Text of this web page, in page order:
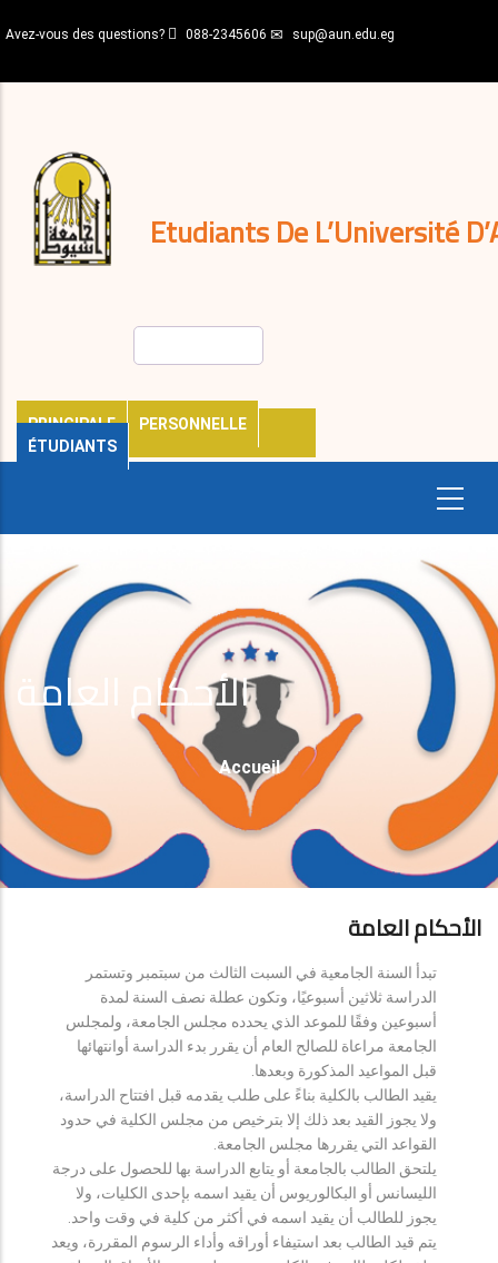
au
principal
Avez-vous des questions? 088-2345606 sup@aun.edu.eg
Etudiants De L’Université
PRINCIPALE
PERSONNELLE
ÉTUDIANTS
décisions
Expatriés
Journal
الأحكام العامة
Fil
D'Ariane
Accueil
الأحكام العامة
تبدأ السنة الجامعية في السبت الثالث من سبتمبر وتستمر
الدراسة ثلاثين أسبوعيًا، وتكون عطلة نصف السنة لمدة
أسبوعين وفقًا للموعد الذي يحدده مجلس الجامعة، ولمجلس
الجامعة مراعاة للصالح العام أن يقرر بدء الدراسة أوانتهائها
قبل المواعيد المذكورة وبعدها.
يقيد الطالب بالكلية بناءً على طلب يقدمه قبل افتتاح الدراسة،
ولا يجوز القيد بعد ذلك إلا بترخيص من مجلس الكلية في حدود
القواعد التي يقررها مجلس الجامعة.
يلتحق الطالب بالجامعة أو يتابع الدراسة بها للحصول على درجة
الليسانس أو البكالوريوس أن يقيد اسمه بإحدى الكليات، ولا
يجوز للطالب أن يقيد اسمه في أكثر من كلية في وقت واحد.
يتم قيد الطالب بعد استيفاء أوراقه وأداء الرسوم المقررة، ويعد